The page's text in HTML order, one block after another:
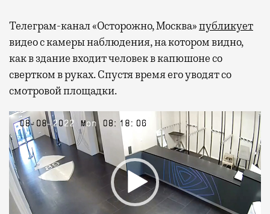
Телеграм-канал «Осторожно, Москва»публикует
видео с камеры наблюдения, на котором видно,
как в здание входит человек в капюшоне со
свертком в руках. Спустя время его уводят со
смотровой площадки.
Видеоплеер